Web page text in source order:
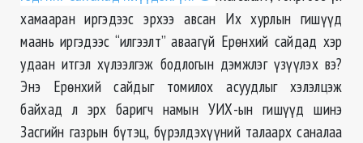
хамааран иргэдээс эрхээ авсан Их хурлын гишүүд
маань иргэдээс “илгээлт” аваагүй Ерөнхий сайдад хэр
удаан итгэл хүлээлгэж бодлогын дэмжлэг үзүүлэх вэ?
Энэ Ерөнхий сайдыг томилох асуудлыг хэлэлцэж
байхад л эрх баригч намын УИХ-ын гишүүд шинэ
Засгийн газрын бүтэц, бүрэлдэхүүний талаарх саналаа